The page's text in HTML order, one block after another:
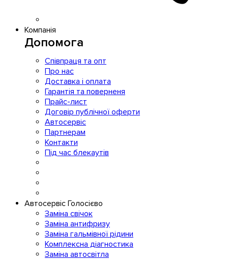
Компанія
Допомога
Співпраця та опт
Про нас
Доставка і оплата
Гарантія та поверненя
Прайс-лист
Договір публічної оферти
Автосервіс
Партнерам
Контакти
Під час блекаутів
Автосервіс Голосієво
Заміна свічок
Заміна антифризу
Заміна гальмівної рідини
Комплексна діагностика
Заміна автосвітла